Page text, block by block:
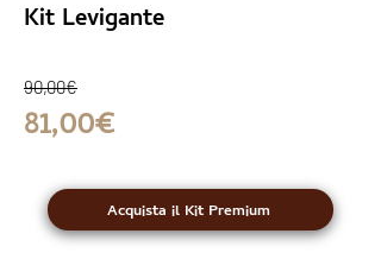
Kit Levigante
81,00€
90,00€
Acquista il Kit Premium